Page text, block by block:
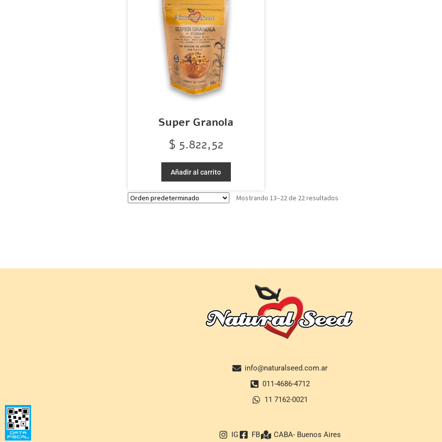
Super Granola
$ 5.822,52
Añadir al carrito
Mostrando 13–22 de 22 resultados
info@naturalseed.com.ar
011-4686-4712
11 7162-0021
IG FB CABA- Buenos Aires